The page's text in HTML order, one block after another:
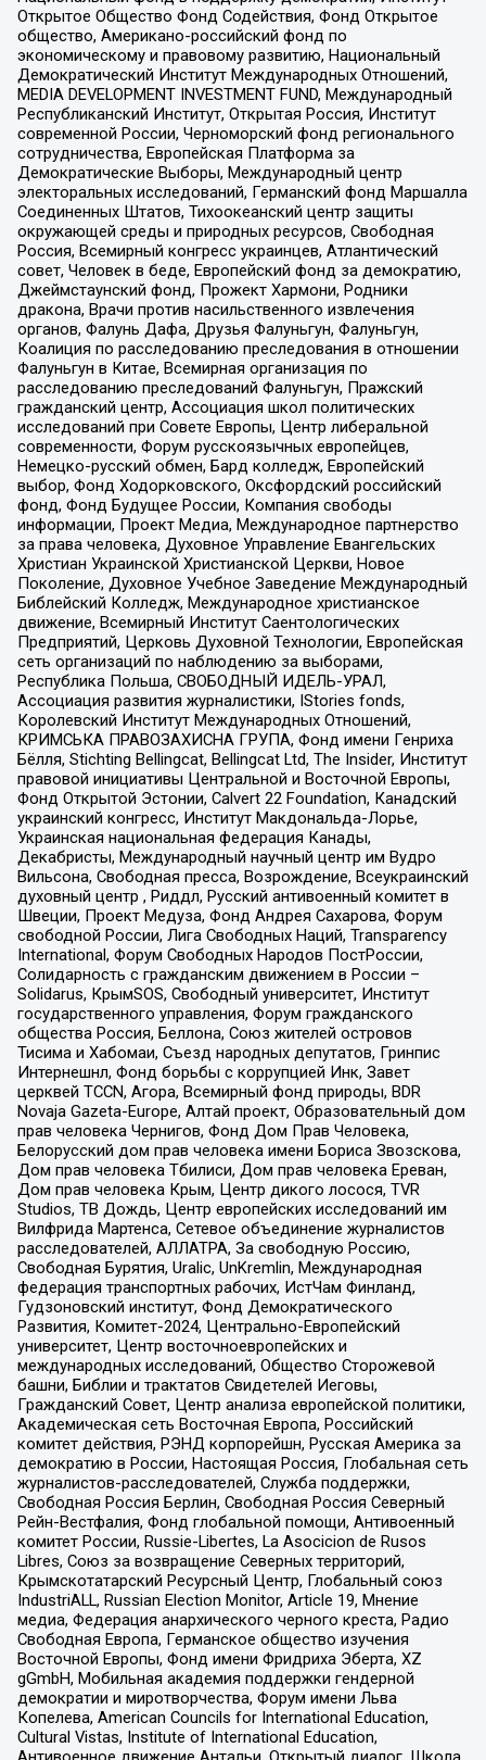
Открытое Общество Фонд Содействия, Фонд Открытое
общество, Американо-российский фонд по
экономическому и правовому развитию, Национальный
Демократический Институт Международных Отношений,
MEDIA DEVELOPMENT INVESTMENT FUND, Международный
Республиканский Институт, Открытая Россия, Институт
современной России, Черноморский фонд регионального
сотрудничества, Европейская Платформа за
Демократические Выборы, Международный центр
электоральных исследований, Германский фонд Маршалла
Соединенных Штатов, Тихоокеанский центр защиты
окружающей среды и природных ресурсов, Свободная
Россия, Всемирный конгресс украинцев, Атлантический
совет, Человек в беде, Европейский фонд за демократию,
Джеймстаунский фонд, Прожект Хармони, Родники
дракона, Врачи против насильственного извлечения
органов, Фалунь Дафа, Друзья Фалуньгун, Фалуньгун,
Коалиция по расследованию преследования в отношении
Фалуньгун в Китае, Всемирная организация по
расследованию преследований Фалуньгун, Пражский
гражданский центр, Ассоциация школ политических
исследований при Совете Европы, Центр либеральной
современности, Форум русскоязычных европейцев,
Немецко-русский обмен, Бард колледж, Европейский
выбор, Фонд Ходорковского, Оксфордский российский
фонд, Фонд Будущее России, Компания свободы
информации, Проект Медиа, Международное партнерство
за права человека, Духовное Управление Евангельских
Христиан Украинской Христианской Церкви, Новое
Поколение, Духовное Учебное Заведение Международный
Библейский Колледж, Международное христианское
движение, Всемирный Институт Саентологических
Предприятий, Церковь Духовной Технологии, Европейская
сеть организаций по наблюдению за выборами,
Республика Польша, СВОБОДНЫЙ ИДЕЛЬ-УРАЛ,
Ассоциация развития журналистики, IStories fonds,
Королевский Институт Международных Отношений,
КРИМСЬКА ПРАВОЗАХИСНА ГРУПА, Фонд имени Генриха
Бёлля, Stichting Bellingcat, Bellingcat Ltd, The Insider, Институт
правовой инициативы Центральной и Восточной Европы,
Фонд Открытой Эстонии, Calvert 22 Foundation, Канадский
украинский конгресс, Институт Макдональда-Лорье,
Украинская национальная федерация Канады,
Декабристы, Международный научный центр им Вудро
Вильсона, Свободная пресса, Возрождение, Всеукраинский
духовный центр , Риддл, Русский антивоенный комитет в
Швеции, Проект Медуза, Фонд Андрея Сахарова, Форум
свободной России, Лига Свободных Наций, Transparеncy
International, Форум Свободных Народов ПостРоссии,
Солидарность с гражданским движением в России –
Solidarus, КрымSOS, Свободный университет, Институт
государственного управления, Форум гражданского
общества Россия, Беллона, Союз жителей островов
Тисима и Хабомаи, Съезд народных депутатов, Гринпис
Интернешнл, Фонд борьбы с коррупцией Инк, Завет
церквей TCCN, Агора, Всемирный фонд природы, BDR
Novaja Gazeta-Europe, Алтай проект, Образовательный дом
прав человека Чернигов, Фонд Дом Прав Человека,
Белорусский дом прав человека имени Бориса Звозскова,
Дом прав человека Тбилиси, Дом прав человека Ереван,
Дом прав человека Крым, Центр дикого лосося, TVR
Studios, ТВ Дождь, Центр европейских исследований им
Вилфрида Мартенса, Сетевое объединение журналистов
расследователей, АЛЛАТРА, За свободную Россию,
Свободная Бурятия, Uralic, UnKremlin, Международная
федерация транспортных рабочих, ИстЧам Финланд,
Гудзоновский институт, Фонд Демократического
Развития, Комитет-2024, Центрально-Европейский
университет, Центр восточноевропейских и
международных исследований, Общество Сторожевой
башни, Библии и трактатов Свидетелей Иеговы,
Гражданский Совет, Центр анализа европейской политики,
Академическая сеть Восточная Европа, Российский
комитет действия, РЭНД корпорейшн, Русская Америка за
демократию в России, Настоящая Россия, Глобальная сеть
журналистов-расследователей, Служба поддержки,
Свободная Россия Берлин, Свободная Россия Северный
Рейн-Вестфалия, Фонд глобальной помощи, Антивоенный
комитет России, Russie-Libertes, La Asocicion de Rusos
Libres, Союз за возвращение Северных территорий,
Крымскотатарский Ресурсный Центр, Глобальный союз
IndustriALL, Russian Election Monitor, Article 19, Мнение
медиа, Федерация анархического черного креста, Радио
Свободная Европа, Германское общество изучения
Восточной Европы, Фонд имени Фридриха Эберта, XZ
gGmbH, Мобильная академия поддержки гендерной
демократии и миротворчества, Форум имени Льва
Копелева, American Councils for International Education,
Cultural Vistas, Institute of International Education,